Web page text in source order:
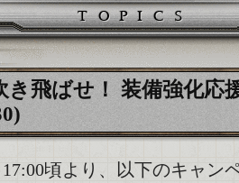
き飛ばせ！ 装備強化応
頃より、以下のキャン